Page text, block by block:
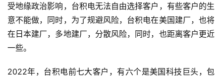
首
页
受地缘政治影响，台积电无法自由选择客户，有些客户的生
意不能做，同时，为了规避风险，台积电在美国建厂，也将
在日本建厂，多地建厂，分散风险，同时，也距离客户更近
一些。
2022年，台积电前七大客户，有六个是美国科技巨头，包